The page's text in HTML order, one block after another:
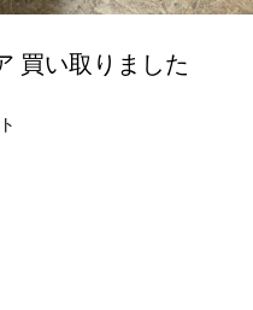
買い取りました